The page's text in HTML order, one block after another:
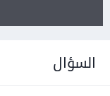
السؤال